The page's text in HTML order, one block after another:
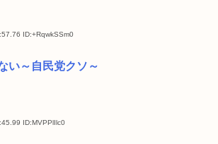
ID:+RqwkSSm0
い～自民党クソ～
ID:MVPPlIlc0